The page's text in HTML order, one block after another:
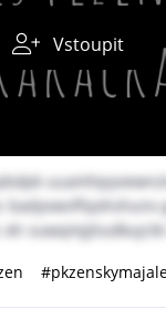
Vstoupit
badyvwsffqohshunv